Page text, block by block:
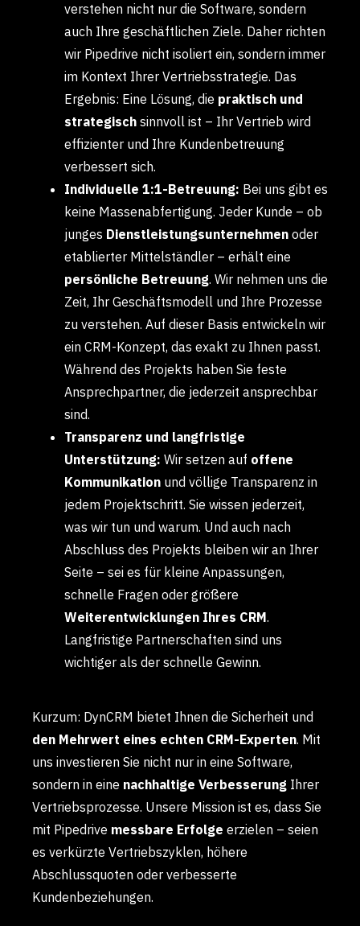
verstehen nicht nur die Software, sondern
auch Ihre geschäftlichen Ziele. Daher richten
wir Pipedrive nicht isoliert ein, sondern immer
im Kontext Ihrer Vertriebsstrategie. Das
Ergebnis: Eine Lösung, die praktisch und
strategisch sinnvoll ist – Ihr Vertrieb wird
effizienter und Ihre Kundenbetreuung
verbessert sich.
Individuelle 1:1-Betreuung: Bei uns gibt es
keine Massenabfertigung. Jeder Kunde – ob
junges Dienstleistungsunternehmen oder
etablierter Mittelständler – erhält eine
persönliche Betreuung. Wir nehmen uns die
Zeit, Ihr Geschäftsmodell und Ihre Prozesse
zu verstehen. Auf dieser Basis entwickeln wir
ein CRM-Konzept, das exakt zu Ihnen passt.
Während des Projekts haben Sie feste
Ansprechpartner, die jederzeit ansprechbar
sind.
Transparenz und langfristige
Unterstützung: Wir setzen auf offene
Kommunikation und völlige Transparenz in
jedem Projektschritt. Sie wissen jederzeit,
was wir tun und warum. Und auch nach
Abschluss des Projekts bleiben wir an Ihrer
Seite – sei es für kleine Anpassungen,
schnelle Fragen oder größere
Weiterentwicklungen Ihres CRM.
Langfristige Partnerschaften sind uns
wichtiger als der schnelle Gewinn.
Kurzum: DynCRM bietet Ihnen die Sicherheit und
den Mehrwert eines echten CRM-Experten. Mit
uns investieren Sie nicht nur in eine Software,
sondern in eine nachhaltige Verbesserung Ihrer
Vertriebsprozesse. Unsere Mission ist es, dass Sie
mit Pipedrive messbare Erfolge erzielen – seien
es verkürzte Vertriebszyklen, höhere
Abschlussquoten oder verbesserte
Kundenbeziehungen.